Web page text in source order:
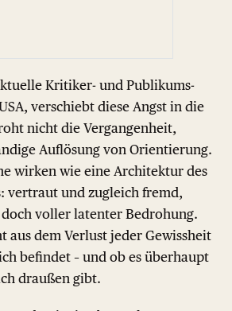
Kritiker- und Publikums-
verschiebt diese Angst in die
nicht die Vergangenheit,
Auflösung von Orientierung.
wirken wie eine Architektur des
vertraut und zugleich fremd,
voller latenter Bedrohung.
aus dem Verlust jeder Gewissheit
befindet – und ob es überhaupt
draußen gibt.